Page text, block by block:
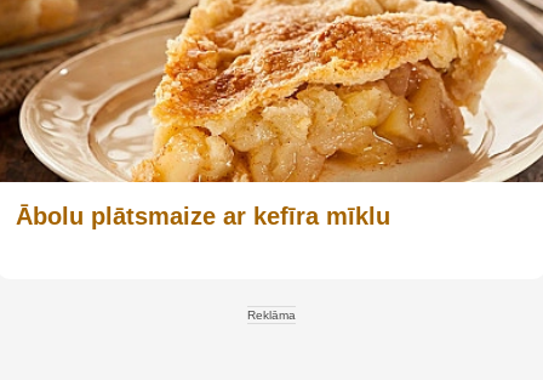
Ābolu plātsmaize ar kefīra mīklu
Reklāma